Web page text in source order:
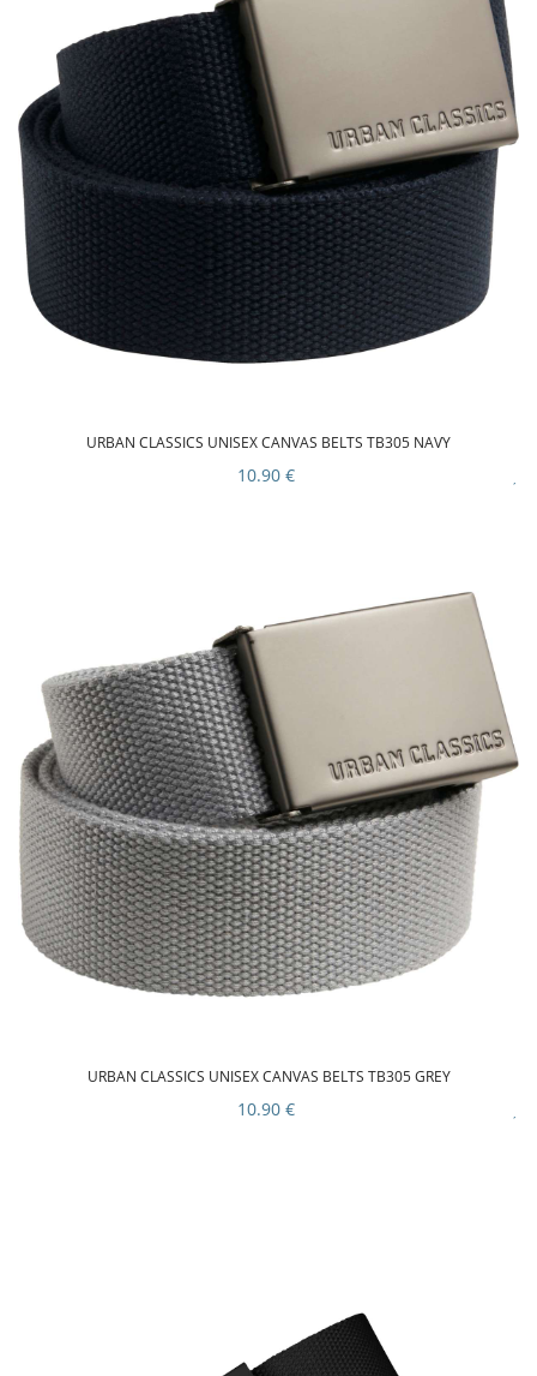
URBAN CLASSICS UNISEX CANVAS BELTS TB305 NAVY
10.90 €
URBAN CLASSICS UNISEX CANVAS BELTS TB305 GREY
10.90 €